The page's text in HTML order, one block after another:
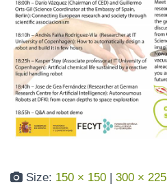
Size: 150 × 150 | 300 × 225